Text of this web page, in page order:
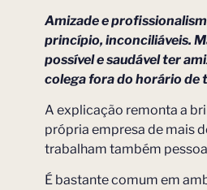
Amizade e
princípio, inconciliáveis.
possível e saudável ter
colega fora do horário de
A explicação remonta a
própria empresa de mais
trabalham também
É bastante comum em